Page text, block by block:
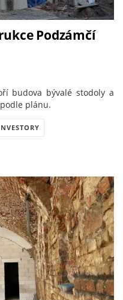
Podzámčí
budova bývalé stodoly a
plánu.